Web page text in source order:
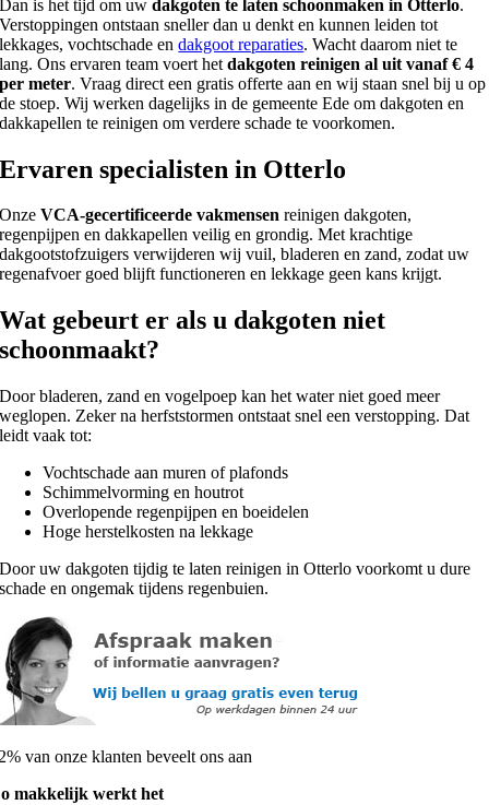
Dan is het tijd om uwdakgoten te laten schoonmaken in Otterlo.
Verstoppingen ontstaan sneller dan u denkt en kunnen leiden tot
lekkages, vochtschade endakgoot reparaties. Wacht daarom niet te
lang. Ons ervaren team voert hetdakgoten reinigen al uit vanaf € 4
per meter. Vraag direct een gratis offerte aan en wij staan snel bij u op
de stoep. Wij werken dagelijks in de gemeente Ede om dakgoten en
dakkapellen te reinigen om verdere schade te voorkomen.
Ervaren specialisten in Otterlo
OnzeVCA-gecertificeerde vakmensen reinigen dakgoten,
regenpijpen en dakkapellen veilig en grondig. Met krachtige
dakgootstofzuigers verwijderen wij vuil, bladeren en zand, zodat uw
regenafvoer goed blijft functioneren en lekkage geen kans krijgt.
Wat gebeurt er als u dakgoten niet
schoonmaakt?
Door bladeren, zand en vogelpoep kan het water niet goed meer
weglopen. Zeker na herfststormen ontstaat snel een verstopping. Dat
leidt vaak tot:
Vochtschade aan muren of plafonds
Schimmelvorming en houtrot
Overlopende regenpijpen en boeidelen
Hoge herstelkosten na lekkage
Door uw dakgoten tijdig te laten reinigen in Otterlo voorkomt u dure
schade en ongemak tijdens regenbuien.
van onze klanten beveelt ons aan
makkelijk werkt het